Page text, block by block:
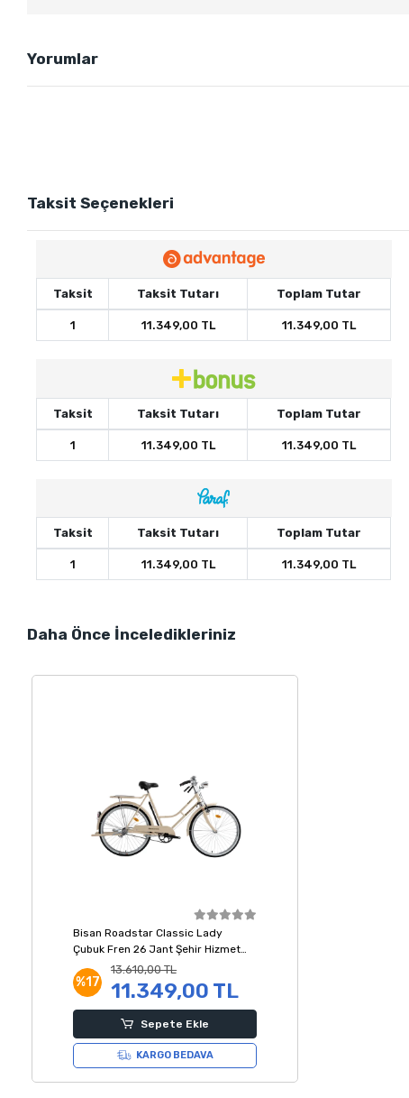
Yorumlar
Taksit Seçenekleri
Taksit Taksit Tutarı Toplam Tutar
1 11.349,00 TL 11.349,00 TL
Taksit Taksit Tutarı Toplam Tutar
1 11.349,00 TL 11.349,00 TL
Taksit Taksit Tutarı Toplam Tutar
1 11.349,00 TL 11.349,00 TL
Daha Önce İnceledikleriniz
Bisan Roadstar Classic Lady
Çubuk Fren 26 Jant Şehir Hizmet
Bisikleti Krem 57 Kadro
%17
13.610,00 TL
11.349,00 TL
Sepete Ekle
KARGO BEDAVA